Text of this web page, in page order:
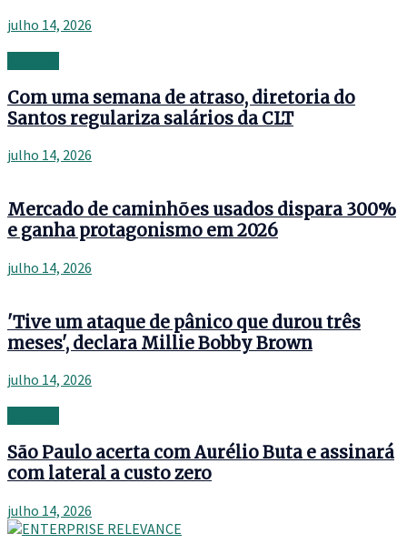
julho 14, 2026
Com uma semana de atraso, diretoria do
Santos regulariza salários da CLT
julho 14, 2026
Mercado de caminhões usados dispara 300%
e ganha protagonismo em 2026
julho 14, 2026
'Tive um ataque de pânico que durou três
meses', declara Millie Bobby Brown
julho 14, 2026
São Paulo acerta com Aurélio Buta e assinará
com lateral a custo zero
julho 14, 2026